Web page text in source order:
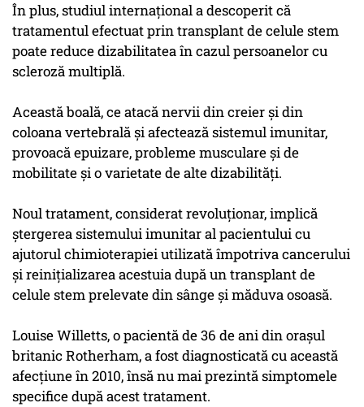
În plus, studiul internaţional a descoperit că
tratamentul efectuat prin transplant de celule stem
poate reduce dizabilitatea în cazul persoanelor cu
scleroză multiplă.
Această boală, ce atacă nervii din creier şi din
coloana vertebrală şi afectează sistemul imunitar,
provoacă epuizare, probleme musculare şi de
mobilitate şi o varietate de alte dizabilităţi.
Noul tratament, considerat revoluţionar, implică
ştergerea sistemului imunitar al pacientului cu
ajutorul chimioterapiei utilizată împotriva cancerului
şi reiniţializarea acestuia după un transplant de
celule stem prelevate din sânge şi măduva osoasă.
Louise Willetts, o pacientă de 36 de ani din oraşul
britanic Rotherham, a fost diagnosticată cu această
afecţiune în 2010, însă nu mai prezintă simptomele
specifice după acest tratament.